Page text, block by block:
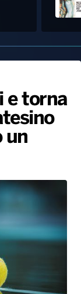
e torna
un